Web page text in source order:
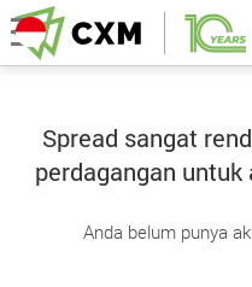
Spread sangat
perdagangan untuk
Anda belum punya